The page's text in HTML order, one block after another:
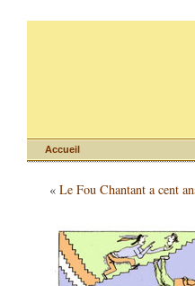
Accueil
« Le Fou Chantant a cent